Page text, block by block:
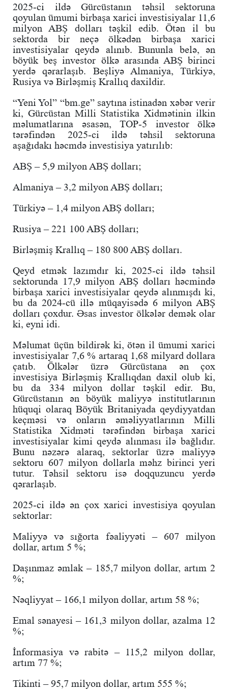
2025-ci ildə Gürcüstanın təhsil sektoruna
qoyulan ümumi birbaşa xarici investisiyalar 11,6
milyon ABŞ dolları təşkil edib. Ötən il bu
sektorda bir neçə ölkədən birbaşa xarici
investisiyalar qeydə alınıb. Bununla belə, ən
böyük beş investor ölkə arasında ABŞ birinci
yerdə qərarlaşıb. Beşliyə Almaniya, Türkiyə,
Rusiya və Birləşmiş Krallıq daxildir.
“Yeni Yol” “bm.ge” saytına istinadən xəbər verir
ki, Gürcüstan Milli Statistika Xidmətinin ilkin
məlumatlarına əsasən, TOP-5 investor ölkə
tərəfindən 2025-ci ildə təhsil sektoruna
aşağıdakı həcmdə investisiya yatırılıb:
ABŞ – 5,9 milyon ABŞ dolları;
Almaniya – 3,2 milyon ABŞ dolları;
Türkiyə – 1,4 milyon ABŞ dolları;
Rusiya – 221 100 ABŞ dolları;
Birləşmiş Krallıq – 180 800 ABŞ dolları.
Qeyd etmək lazımdır ki, 2025-ci ildə təhsil
sektorunda 17,9 milyon ABŞ dolları həcmində
birbaşa xarici investisiyalar qeydə alınmışdı ki,
bu da 2024-cü illə müqayisədə 6 milyon ABŞ
dolları çoxdur. Əsas investor ölkələr demək olar
ki, eyni idi.
Məlumat üçün bildirək ki, ötən il ümumi xarici
investisiyalar 7,6 % artaraq 1,68 milyard dollara
çatıb. Ölkələr üzrə Gürcüstana ən çox
investisiya Birləşmiş Krallıqdan daxil olub ki,
bu da 334 milyon dollar təşkil edir. Bu,
Gürcüstanın ən böyük maliyyə institutlarının
hüquqi olaraq Böyük Britaniyada qeydiyyatdan
keçməsi və onların əməliyyatlarının Milli
Statistika Xidməti tərəfindən birbaşa xarici
investisiyalar kimi qeydə alınması ilə bağlıdır.
Bunu nəzərə alaraq, sektorlar üzrə maliyyə
sektoru 607 milyon dollarla məhz birinci yeri
tutur. Təhsil sektoru isə doqquzuncu yerdə
qərarlaşıb.
2025-ci ildə ən çox xarici investisiya qoyulan
sektorlar:
Maliyyə və sığorta fəaliyyəti – 607 milyon
dollar, artım 5 %;
Daşınmaz əmlak – 185,7 milyon dollar, artım 2
%;
Nəqliyyat – 166,1 milyon dollar, artım 58 %;
Emal sənayesi – 161,3 milyon dollar, azalma 12
%;
İnformasiya və rabitə – 115,2 milyon dollar,
artım 77 %;
Tikinti – 95,7 milyon dollar, artım 555 %;